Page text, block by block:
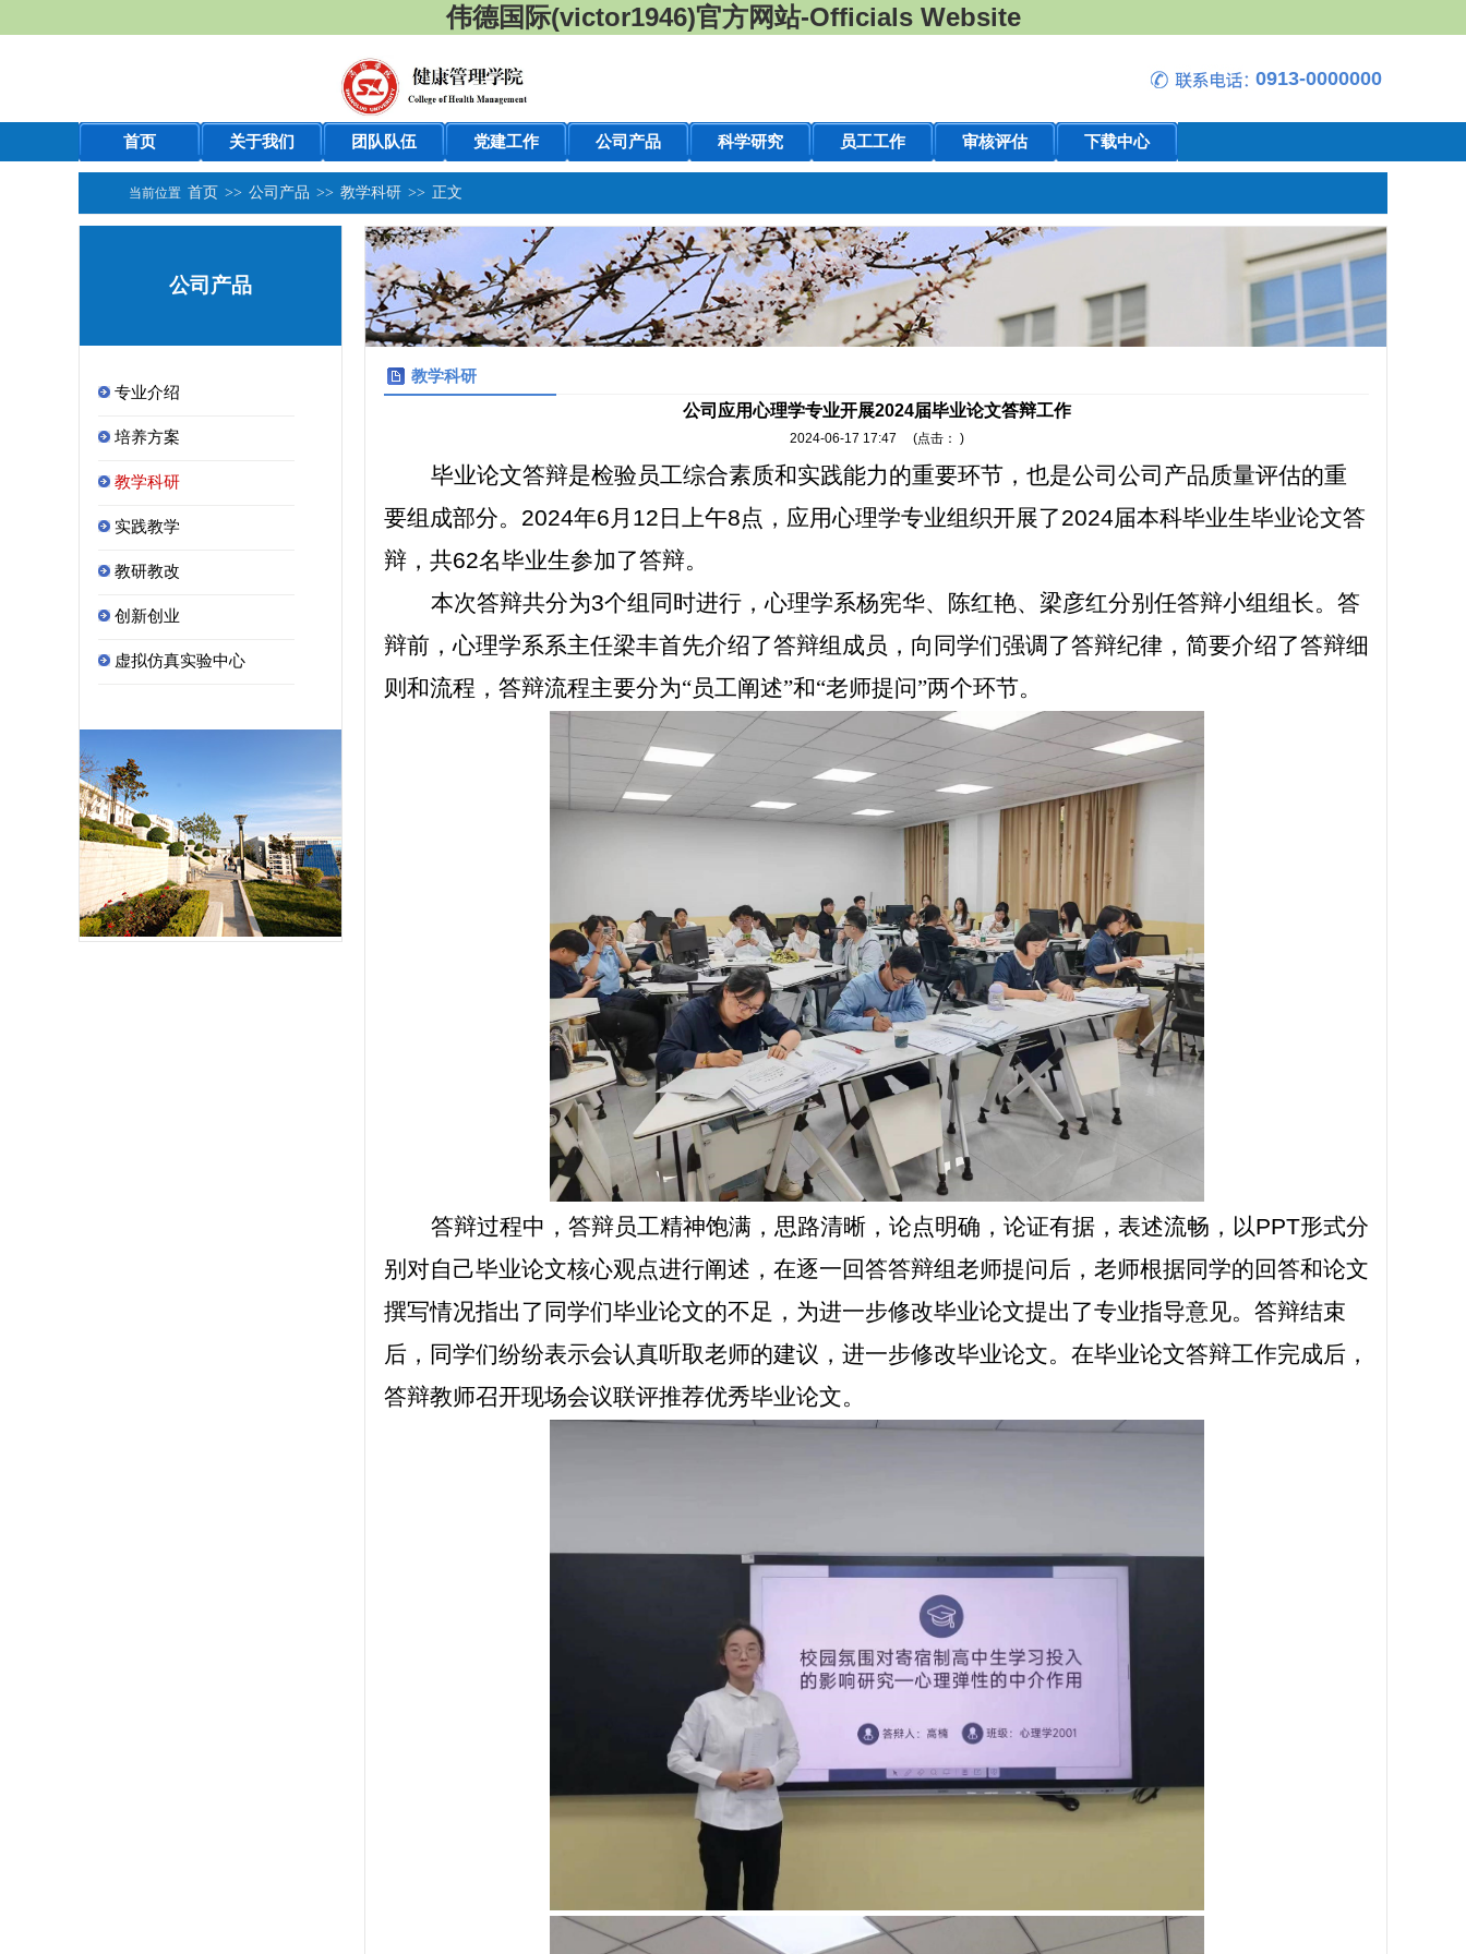
伟德国际(victor1946)官方网站-Officials Website
0913-0000000
首页 关于我们 团队队伍 党建工作 公司产品 科学研究 员工工作 审核评估 下载中心
当前位置 首页 >> 公司产品 >> 教学科研 >> 正文
公司产品
专业介绍
培养方案
教学科研
实践教学
教研教改
创新创业
虚拟仿真实验中心
教学科研
公司应用心理学专业开展2024届毕业论文答辩工作
2024-06-17 17:47 (点击： )
毕业论文答辩是检验员工综合素质和实践能力的重要环节，也是公司公司产品质量评估的重
要组成部分。 2024年6月 12 日上午8点，应用心理学专业组织开展了2024届本科毕业生毕业论文答
辩，共62名毕业生参加了答辩。
本次答辩共分为3个组同时进行，心理学系杨宪华、陈红艳、梁彦红分别任答辩小组组长。答
辩前，心理学系系主任梁丰首先介绍了答辩组成员，向同学们强调了答辩纪律，简要介绍了答辩细
则和流程，答辩流程主要分为“员工阐述”和“老师提问”两个环节。
答辩过程中，答辩员工精神饱满，思路清晰，论点明确，论证有据，表述流畅，以PPT形式分
别对自己毕业论文核心观点进行阐述，在逐一回答答辩组老师提问后，老师根据同学的回答和论文
撰写情况指出了同学们毕业论文的不足，为进一步修改毕业论文提出了专业指导意见。答辩结束
后，同学们纷纷表示会认真听取老师的建议，进一步修改毕业论文。在毕业论文答辩工作完成后，
答辩教师召开现场会议联评推荐优秀毕业论文。